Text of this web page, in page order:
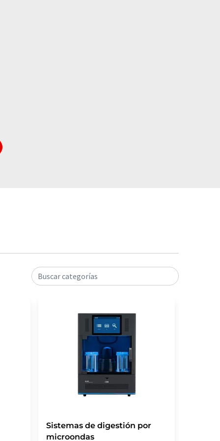
Buscar categorías
Sistemas de digestión por
microondas